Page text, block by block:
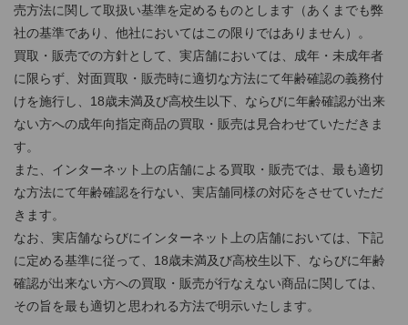
売方法に関して取扱い基準を定めるものとします（あくまでも弊
社の基準であり、他社においてはこの限りではありません）。
買取・販売での方針として、実店舗においては、成年・未成年者
に限らず、対面買取・販売時に適切な方法にて年齢確認の義務付
けを施行し、18歳未満及び高校生以下、ならびに年齢確認が出来
ない方への成年向指定商品の買取・販売は見合わせていただきま
す。
また、インターネット上の店舗による買取・販売では、最も適切
な方法にて年齢確認を行ない、実店舗同様の対応をさせていただ
きます。
なお、実店舗ならびにインターネット上の店舗においては、下記
に定める基準に従って、18歳未満及び高校生以下、ならびに年齢
確認が出来ない方への買取・販売が行なえない商品に関しては、
その旨を最も適切と思われる方法で明示いたします。